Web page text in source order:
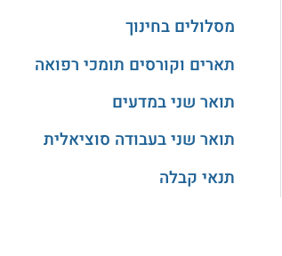
מסלולים בחינוך
תארים וקורסים תומכי רפואה
תואר שני במדעים
תואר שני בעבודה סוציאלית
תנאי קבלה